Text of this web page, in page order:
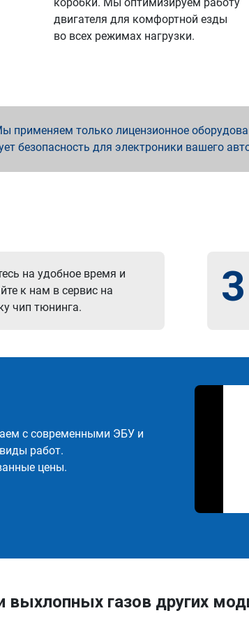
двигателя для комфортной езды
во всех режимах нагрузки.
только лицензионное
безопасность для электроники вашего
на удобное время и
к нам в сервис на
чип тюнинга.
3
с современными ЭБУ и
работ.
цены.
газов других